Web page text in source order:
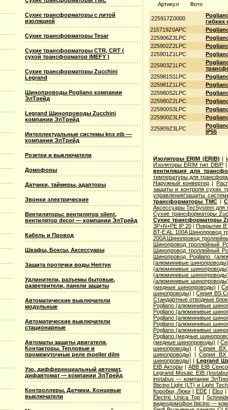
Сухие трансформаторы с литой
изоляцией
Сухие трансформаторы Tesar
Сухие трансформаторы CTR, CRT (
сухой трансформатор IMEFY )
Сухие трансформаторы Zucchini
Legrand
Шинопроводы Pogliano компании
ЭлТрейд
Legrand Шинопроводы Zucchini
компании ЭлТрейд
Интеллектуальные системы knx eib —
компании ЭлТрейд
Розетки и выключатели
Домофоны
Датчики, таймеры, адапторы
Звонки электрические
Вентиляторы: вентилятор silent,
вентилятор decor — компании ЭлТрейд
Кабель и Провод
Шкафы, Боксы, Аксессуары
Защита протечки воды Нептун
Удлинители, разъемы бытовые,
разветвители, панели защиты
Автоматические выключатели
модульные
Автоматические выключатели
стационарные
Автоматы защиты двигателя.
Контакторы. Тепловые и
промежуточные реле moeller dilm
Узо, дифференциальный автомат,
дифавтомат — компании ЭлТрейд
Контроллеры. Датчики. Концевые
выключатели
Артикул Фото
225917Z0000
гибких
215719Z0APC
225906Z3LPC
225902Z2LPC
225901Z1LPC
225903Z1LPC
225981S1LPC
225981Z1LPC
225980S2LPC
225980Z2LPC
225900S3LPC
225900Z3LPC
225909Z3LPC
IP55
Изоляторы ERIM (ERIB) |
Изоляторы ERIM тип DB/P
вентиляция для
температуры для
Наружный конвертер |
защиты и контроля сухих
управления/защиты
трансформаторы TMC|
Аксессуары TecSystem для
Сухие трансформаторы
Сухие трансформаторы
3P+N+PE IP 20| Покрытие
BT-E AL 100A Шинопровод
200A Шинопровод
Шинопровод троллейный
Шинопровод троллейный
Шинопровод Pogliano
(алюминивые
(алюминивые
(алюминивые
(алюминивые
(медные шинопроводы) |
шинопроводы) |Серия ВS
Стандартные отводные
Pogliano (алюминивые
Pogliano (алюминивые
Pogliano (алюминивые
Pogliano (алюминивые
Pogliano (алюминивые
Pogliano (медные
(медные шинопроводы) |
шинопроводы) |Серия ВХ
шинопроводы) |Серия ВХ
шинопроводы) | Legrand
EIB Акторы| ABB EIB
Legrand Mosaic ЕIB
instabus — компании
Bticino Light (LT) и Light
Коробки, Люки | EDE| Elso|
Electric Unica Top|
видеодомофон bticino —